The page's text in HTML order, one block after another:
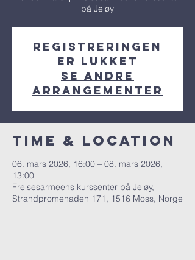
på Jeløy
Registreringen
er lukket
Se andre
arrangementer
Time & Location
06. mars 2026, 16:00 – 08. mars 2026,
13:00
Frelsesarmeens kurssenter på Jeløy,
Strandpromenaden 171, 1516 Moss, Norge